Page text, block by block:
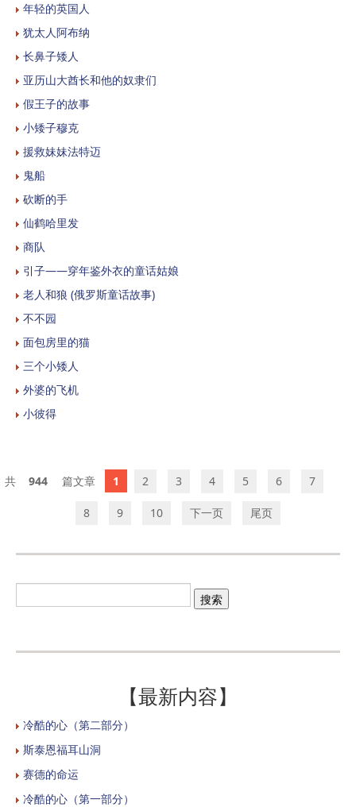
年轻的英国人
犹太人阿布纳
长鼻子矮人
亚历山大酋长和他的奴隶们
假王子的故事
小矮子穆克
援救妹妹法特迈
鬼船
砍断的手
仙鹤哈里发
商队
引子——穿年鉴外衣的童话姑娘
老人和狼 (俄罗斯童话故事)
不不园
面包房里的猫
三个小矮人
外婆的飞机
小彼得
944 1 2 3 4 5 6 7
8 9 10 下一页 尾页
【最新内容】
冷酷的心（第二部分）
斯泰恩福耳山洞
赛德的命运
冷酷的心（第一部分）